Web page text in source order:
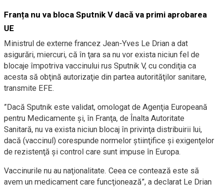
Franța nu va bloca Sputnik V dacă va primi aprobarea
UE
Ministrul de externe francez Jean-Yves Le Drian a dat
asigurări, miercuri, că în ţara sa nu vor exista niciun fel de
blocaje împotriva vaccinului rus Sputnik V, cu condiţia ca
acesta să obţină autorizaţie din partea autorităţilor sanitare,
transmite EFE.
”Dacă Sputnik este validat, omologat de Agenţia Europeană
pentru Medicamente şi, în Franţa, de Înalta Autoritate
Sanitară, nu va exista niciun blocaj în privinţa distribuirii lui,
dacă (vaccinul) corespunde normelor ştiinţifice şi exigenţelor
de rezistenţă şi control care sunt impuse în Europa.
Vaccinurile nu au naţionalitate. Ceea ce contează este să
avem un medicament care funcţionează”, a declarat Le Drian